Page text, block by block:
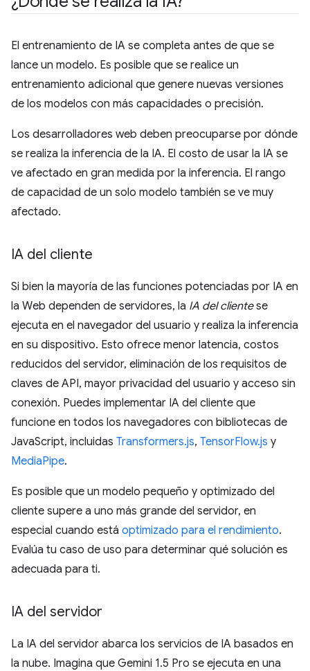
El entrenamiento de IA se completa antes de que se
lance un modelo. Es posible que se realice un
entrenamiento adicional que genere nuevas versiones
de los modelos con más capacidades o precisión.
Los desarrolladores web deben preocuparse por dónde
se realiza la inferencia de la IA. El costo de usar la IA se
ve afectado en gran medida por la inferencia. El rango
de capacidad de un solo modelo también se ve muy
afectado.
IA del cliente
Si bien la mayoría de las funciones potenciadas por IA en
la Web dependen de servidores, la IA del clientese
ejecuta en el navegador del usuario y realiza la inferencia
en su dispositivo. Esto ofrece menor latencia, costos
reducidos del servidor, eliminación de los requisitos de
claves de API, mayor privacidad del usuario y acceso sin
conexión. Puedes implementar IA del cliente que
funcione en todos los navegadores con bibliotecas de
JavaScript, incluidas Transformers.js, TensorFlow.js y
MediaPipe.
Es posible que un modelo pequeño y optimizado del
cliente supere a uno más grande del servidor, en
especial cuando está optimizado para el rendimiento.
Evalúa tu caso de uso para determinar qué solución es
adecuada para ti.
IA del servidor
La IA del servidor abarca los servicios de IA basados en
la nube. Imagina que Gemini 1.5 Pro se ejecuta en una